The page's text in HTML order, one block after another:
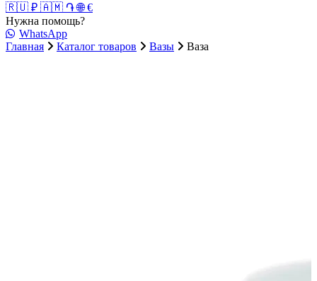
🇷🇺 ₽ 🇦🇲 ֏🌐 €
Нужна помощь?
WhatsApp
Главная
Каталог товаров Вазы Ваза